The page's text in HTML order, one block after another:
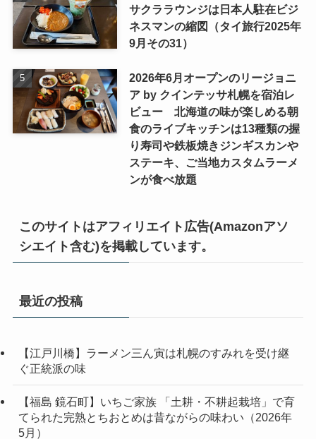
サクララウンジは日本人駐在ビジ
ネスマンの縮図（タイ旅行2025年
9月その31）
2026年6月オープンのリージョニ
ア by クインテッサ札幌を宿泊レ
ビュー 北海道の味が楽しめる朝
食のライブキッチンは13種類の握
り寿司や鉄板焼きジンギスカンや
ステーキ、ご当地カスタムラーメ
ンが食べ放題
このサイトはアフィリエイト広告(Amazonアソ
シエイト含む)を掲載しています。
最近の投稿
【江戸川橋】ラーメン三ん寅は札幌のすみれを受け継
ぐ正統派の味
【福島 鏡石町】いちご家族 「土耕・不耕起栽培」で育
てられた完熟とちおとめは昔ながらの味わい（2026年
5月）